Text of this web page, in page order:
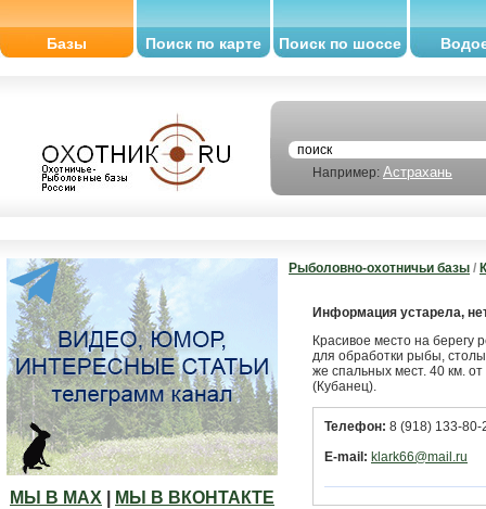
Базы Поиск по карте Поиск по шоссе
Например: Астрахань
МЫ В МАХ МЫ В ВКОНТАКТЕ
Рыболовно-охотничьи базы /
Информация устарела,
Красивое место на берегу
для обработки рыбы, столы
же спальных мест. 40 км.
(Кубанец).
Телефон: 8 (918) 133-80-
E-mail: klark66@mail.ru